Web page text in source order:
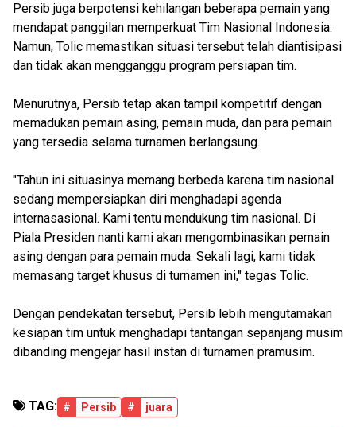
Persib juga berpotensi kehilangan beberapa pemain yang
mendapat panggilan memperkuat Tim Nasional Indonesia.
Namun, Tolic memastikan situasi tersebut telah diantisipasi
dan tidak akan mengganggu program persiapan tim.
Menurutnya, Persib tetap akan tampil kompetitif dengan
memadukan pemain asing, pemain muda, dan para pemain
yang tersedia selama turnamen berlangsung.
"Tahun ini situasinya memang berbeda karena tim nasional
sedang mempersiapkan diri menghadapi agenda
internasasional. Kami tentu mendukung tim nasional. Di
Piala Presiden nanti kami akan mengombinasikan pemain
asing dengan para pemain muda. Sekali lagi, kami tidak
memasang target khusus di turnamen ini," tegas Tolic.
Dengan pendekatan tersebut, Persib lebih mengutamakan
kesiapan tim untuk menghadapi tantangan sepanjang musim
dibanding mengejar hasil instan di turnamen pramusim.
TAG: # Persib # juara